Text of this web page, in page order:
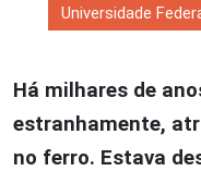
Universidade
Há milhares de
estranhamente,
no ferro. Estava